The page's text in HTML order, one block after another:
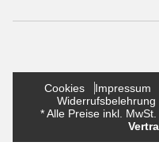
Cookies Impressum
Widerrufsbelehrung
* Alle Preise inkl.